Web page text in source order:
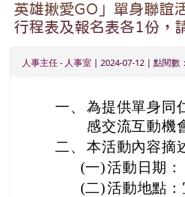
英雄揪愛GO」單身聯誼
行程表及報名表各1份，
人事主任- 人事室 | 2024-07-12 | 點閱數
一、 為提供單身同
感交流互動機
二、 本活動內容摘
(一)活動日期
(二)活動地點